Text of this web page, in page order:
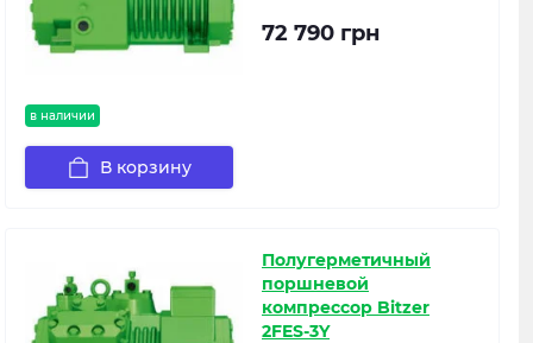
в наличии
72 790 грн
В корзину
Полугерметичный
поршневой
компрессор Bitzer
2FES-3Y